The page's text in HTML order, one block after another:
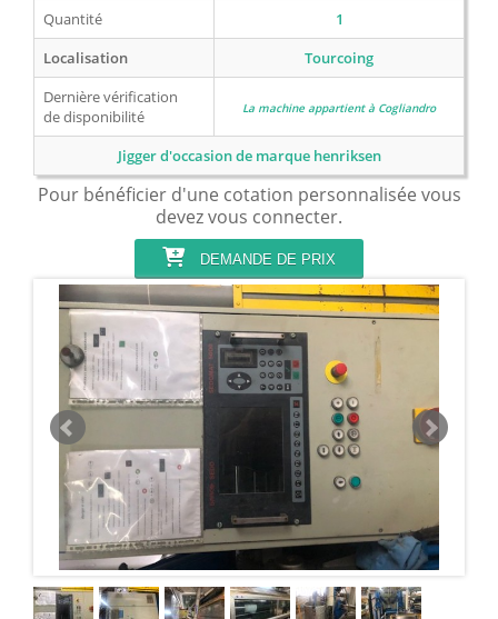
Quantité
1
Localisation
Tourcoing
Dernière vérification
de disponibilité
La machine appartient à Cogliandro
Jigger d'occasion de marque henriksen
Pour bénéficier d'une cotation personnalisée vous
devez vous connecter.
DEMANDE DE PRIX